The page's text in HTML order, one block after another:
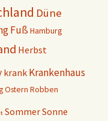
Düne
Fuß Hamburg
Herbst
krank Krankenhaus
Ostern Robben
SommerSonne